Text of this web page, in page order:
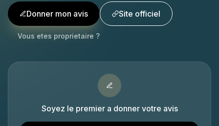
Donner mon avis Site officiel
Vous etes proprietaire ?
Soyez le premier a donner votre avis